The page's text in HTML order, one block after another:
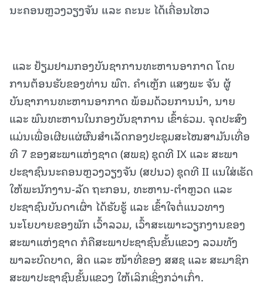
ນະຄອນຫຼວງວຽງຈັນ ແລະ ຄະນະ ໄດ້ເຄື່ອນໄຫວ
ແລະ ຢ້ຽມຢາມກອງບັນຊາການທະຫານອາກາດ ໂດຍ
ການຕ້ອນຮັບຂອງທ່ານ ພົຕ. ຄຳເຫຼັກ ແສງພະ ຈັນ ຜູ້
ບັນຊາການທະຫານອາກາດ ພ້ອມດ້ວຍການນຳ, ນາຍ
ແລະ ພົນທະຫານໃນກອງບັນຊາການ ເຂົ້າຮ່ວມ. ຈຸດປະສົງ
ແມ່ນເພື່ອເຜີຍແຜ່ຜົນສໍາເລັດກອງປະຊຸມສະໄໝສາມັນເທື່ອ
ທີ 7 ຂອງສະພາແຫ່ງຊາດ (ສພຊ) ຊຸດທີ IX ແລະ ສະພາ
ປະຊາຊົນນະຄອນຫຼວງວຽງຈັນ (ສປນວ) ຊຸດທີ II ແນໃສ່ເຮັດ
ໃຫ້ພະນັກງານ-ລັດ ຖະກອນ, ທະຫານ-ຕຳຫຼວດ ແລະ
ປະຊາຊົນບັນດາເຜົ່າ ໄດ້ຮັບຮູ້ ແລະ ເຂົ້າໃຈຕໍ່ແນວທາງ
ນະໂຍບາຍຂອງພັກ ເວົ້າລວມ, ເວົ້າສະເພາະວຽກງານຂອງ
ສະພາແຫ່ງຊາດ ກໍຄືສະພາປະຊາຊົນຂັ້ນແຂວງ ລວມທັງ
ພາລະບົດບາດ, ສິດ ແລະ ໜ້າທີ່ຂອງ ສສຊ ແລະ ສະມາຊິກ
ສະພາປະຊາຊົນຂັ້ນແຂວງ ໃຫ້ເລິກເຊິ່ງກວ່າເກົ່າ.